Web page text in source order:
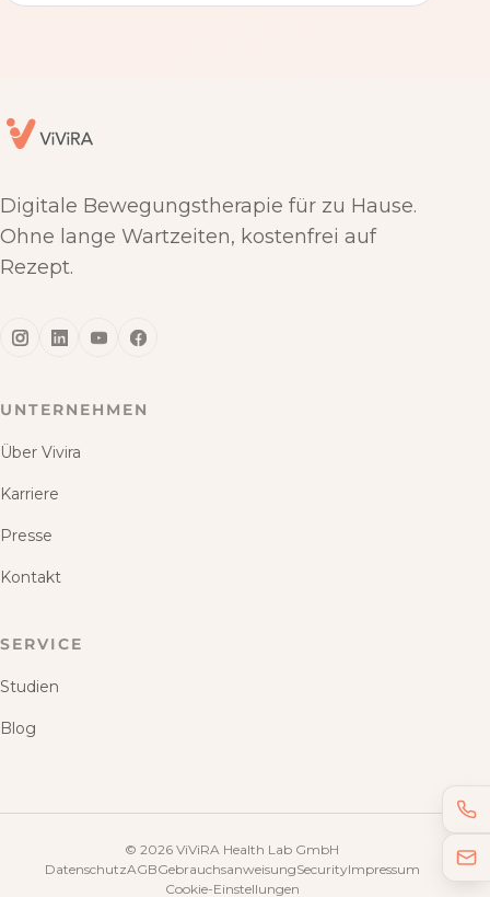
Digitale Bewegungstherapie für zu Hause.
Ohne lange Wartzeiten, kostenfrei auf
Rezept.
UNTERNEHMEN
Über Vivira
Karriere
Presse
Kontakt
SERVICE
Studien
Blog
© 2026 ViViRA Health Lab GmbH
DatenschutzAGBGebrauchsanweisungSecurityImpressum
Cookie-Einstellungen